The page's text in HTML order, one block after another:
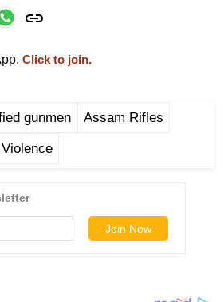
Click to join.
gunmen Assam Rifles